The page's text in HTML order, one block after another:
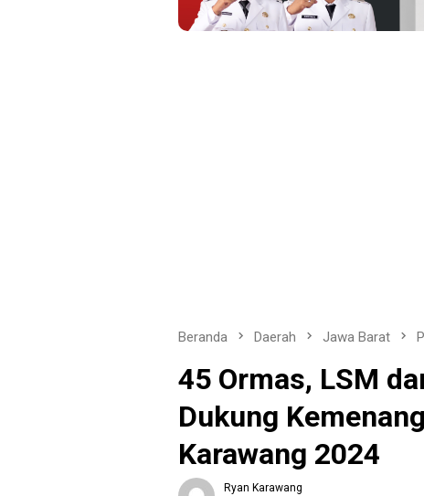
Beranda Daerah Jawa Barat
45 Ormas, LSM
Dukung
Karawang 2024
Ryan Karawang